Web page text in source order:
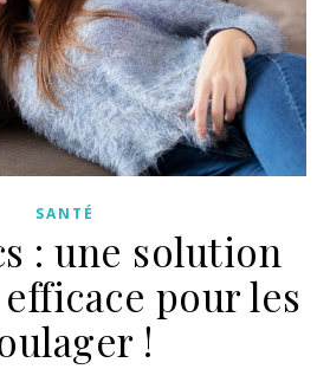
SANTÉ
: une solution
pour les
!